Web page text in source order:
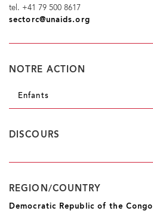
tel. +41 79 500 8617
sectorc@unaids.org
NOTRE ACTION
Enfants
DISCOURS
REGION/COUNTRY
Democratic Republic of the Congo